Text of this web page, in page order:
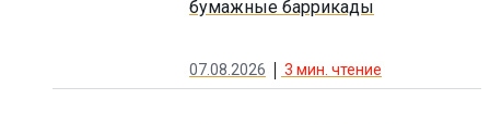
бумажные баррикады
07.08.2026 3 мин. чтение